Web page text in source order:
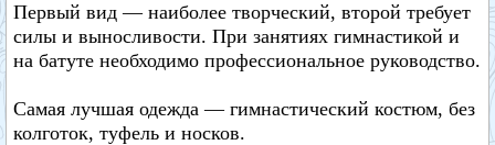
Первый вид — наиболее творческий, второй требует
силы и выносливости. При занятиях гимнастикой и
на батуте необходимо профессиональное руководство.
Самая лучшая одежда — гимнастический костюм, без
колготок, туфель и носков.